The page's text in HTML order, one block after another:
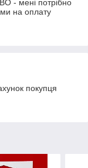
- мені потрібно
на оплату
покупця